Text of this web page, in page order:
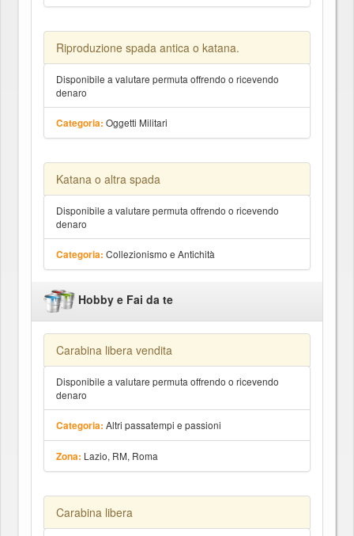
Riproduzione spada antica o katana.
Disponibile a valutare permuta offrendo o ricevendo
denaro
Categoria: Oggetti Militari
Katana o altra spada
Disponibile a valutare permuta offrendo o ricevendo
denaro
Categoria: Collezionismo e Antichità
Hobby e Fai da te
Carabina libera vendita
Disponibile a valutare permuta offrendo o ricevendo
denaro
Categoria: Altri passatempi e passioni
Zona: Lazio, RM, Roma
Carabina libera